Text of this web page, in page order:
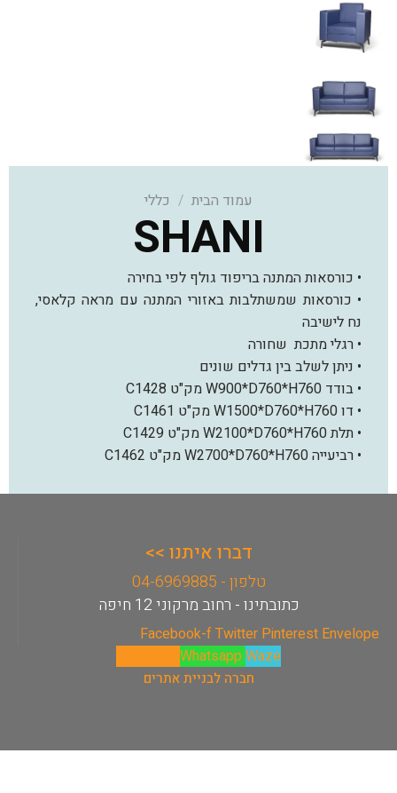
עמוד הבית / כללי
SHANI
• כורסאות המתנה בריפוד גולף לפי בחירה
• כורסאות שמשתלבות באזורי המתנה עם מראה קלאסי,
נח לישיבה
• רגלי מתכת שחורה
• ניתן לשלב בין גדלים שונים
• בודד W900*D760*H760 מק"ט C1428
• דו W1500*D760*H760 מק"ט C1461
• תלת W2100*D760*H760 מק"ט C1429
• רביעייה W2700*D760*H760 מק"ט C1462
דברו איתנו >>
טלפון - 04-6969885
כתובתינו - רחוב מרקוני 12 חיפה
Facebook-f Twitter Pinterest Envelope
WhatsappWaze
חברה לבניית אתרים